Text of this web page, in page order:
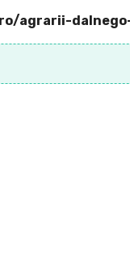
agrarii-